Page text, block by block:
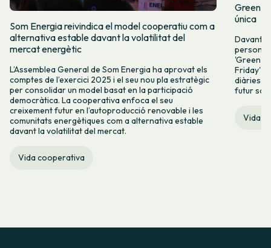
Som Energia reivindica el model cooperatiu com a
alternativa estable davant la volatilitat del
mercat energètic
L’Assemblea General de Som Energia ha aprovat els
comptes de l’exercici 2025 i el seu nou pla estratègic
per consolidar un model basat en la participació
democràtica. La cooperativa enfoca el seu
creixement futur en l’autoproducció renovable i les
comunitats energètiques com a alternativa estable
davant la volatilitat del mercat.
Vida cooperativa
Green
única
Davant
'Green
Friday'
diàries i
futur
Vida